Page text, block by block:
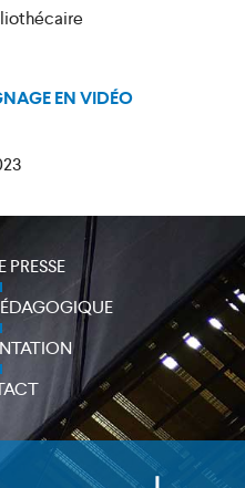
close
EN VIDÉO
PRESSE